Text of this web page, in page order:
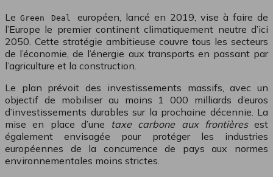
Le Green Deal européen, lancé en 2019, vise à faire de
l’Europe le premier continent climatiquement neutre d’ici
2050. Cette stratégie ambitieuse couvre tous les secteurs
de l’économie, de l’énergie aux transports en passant par
l’agriculture et la construction.
Le plan prévoit des investissements massifs, avec un
objectif de mobiliser au moins 1 000 milliards d’euros
d’investissements durables sur la prochaine décennie. La
mise en place d’une taxe carbone aux frontières est
également envisagée pour protéger les industries
européennes de la concurrence de pays aux normes
environnementales moins strictes.